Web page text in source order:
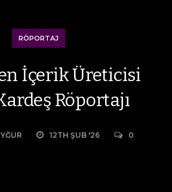
RÖPORTAJ
İçerik Üreticisi
Röportajı
12TH ŞUB '26 0